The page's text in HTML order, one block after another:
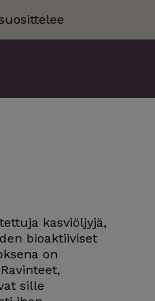
kasviöljyjä,
bioaktiiviset
on
sille